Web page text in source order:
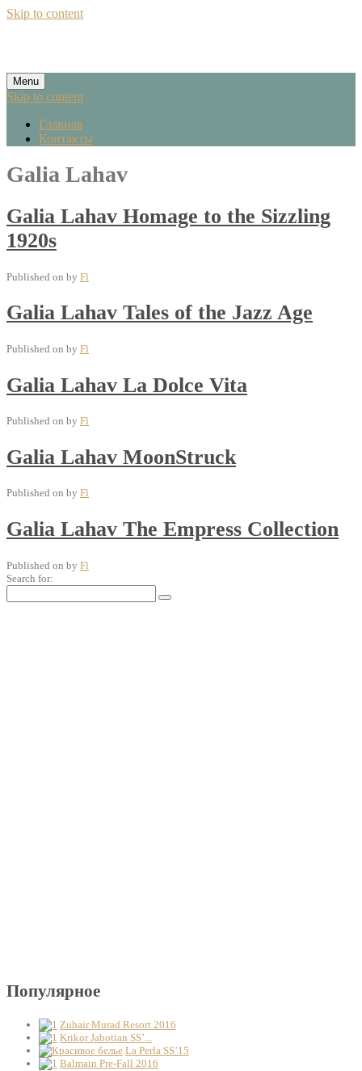
Skip to content
Menu
Skip to content
Главная
Контакты
Galia Lahav
Galia Lahav Homage to the Sizzling
1920s
Published on by Fl
Galia Lahav Tales of the Jazz Age
Published on by Fl
Galia Lahav La Dolce Vita
Published on by Fl
Galia Lahav MoonStruck
Published on by Fl
Galia Lahav The Empress Collection
Published on by Fl
Search for:
Популярное
Zuhair Murad Resort 2016
Krikor Jabotian SS’...
La Perla SS’15
Balmain Pre-Fall 2016